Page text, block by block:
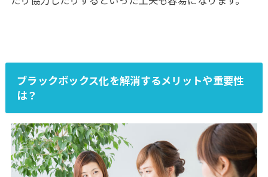
ブラックボックス化を解消するメリットや重要性
は？